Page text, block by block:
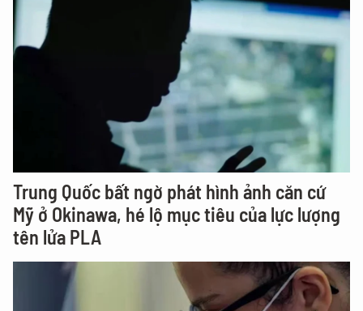
Trung Quốc bất ngờ phát hình ảnh căn cứ
Mỹ ở Okinawa, hé lộ mục tiêu của lực lượng
tên lửa PLA